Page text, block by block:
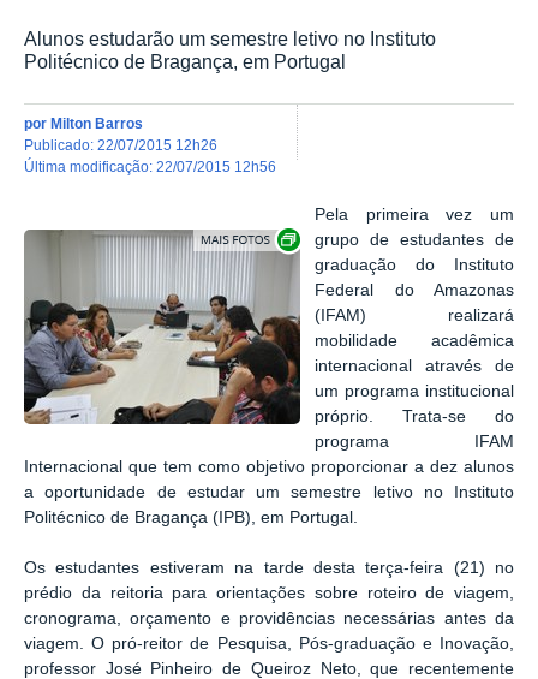
Alunos estudarão um semestre letivo no Instituto
Politécnico de Bragança, em Portugal
por Milton Barros
publicado: 22/07/2015 12h26
última modificação: 22/07/2015 12h56
Show image carousel
Pela primeira vez um
grupo de estudantes de
graduação do Instituto
Federal do Amazonas
(IFAM) realizará
mobilidade acadêmica
internacional através de
um programa institucional
próprio. Trata-se do
programa IFAM
Internacional que tem como objetivo proporcionar a dez alunos
a oportunidade de estudar um semestre letivo no Instituto
Politécnico de Bragança (IPB), em Portugal.
Os estudantes estiveram na tarde desta terça-feira (21) no
prédio da reitoria para orientações sobre roteiro de viagem,
cronograma, orçamento e providências necessárias antes da
viagem. O pró-reitor de Pesquisa, Pós-graduação e Inovação,
professor José Pinheiro de Queiroz Neto, que recentemente